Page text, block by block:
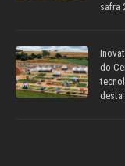
safra
do
desta